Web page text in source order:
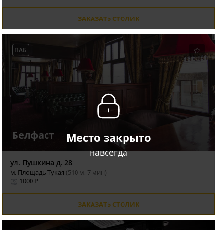
ЗАКАЗАТЬ СТОЛИК
Место закрыто
навсегда
ПАБ
Белфаст
ул. Пушкина д. 28
м. Площадь Тукая (510 м, 7 мин)
1000 ₽
ЗАКАЗАТЬ СТОЛИК